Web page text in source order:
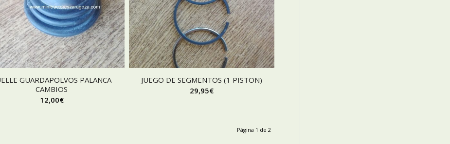
GUARDAPOLVOS PALANCA
CAMBIOS
12,00€
JUEGO DE SEGMENTOS (1 PISTON)
29,95€
Página 1 de 2